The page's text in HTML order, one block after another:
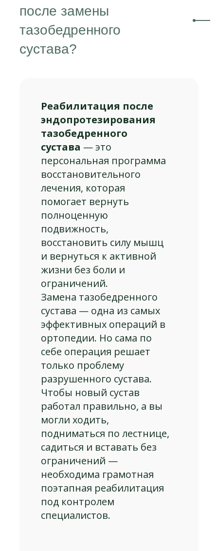
после замены
тазобедренного
сустава?
Реабилитация после
эндопротезирования
тазобедренного
сустава — это
персональная программа
восстановительного
лечения, которая
помогает вернуть
полноценную
подвижность,
восстановить силу мышц
и вернуться к активной
жизни без боли и
ограничений.
Замена тазобедренного
сустава — одна из самых
эффективных операций в
ортопедии. Но сама по
себе операция решает
только проблему
разрушенного сустава.
Чтобы новый сустав
работал правильно, а вы
могли ходить,
подниматься по лестнице,
садиться и вставать без
ограничений —
необходима грамотная
поэтапная реабилитация
под контролем
специалистов.